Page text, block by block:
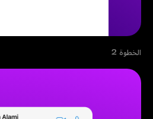
الخطوة 2